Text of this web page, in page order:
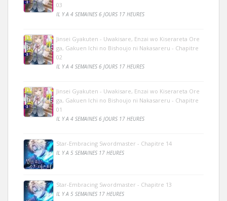
03
IL Y A 4 SEMAINES 6 JOURS 17 HEURES
Jinsei Gyakuten - Uwakisare, Enzai wo Kiserareta Ore
ga, Gakuen Ichi no Bishoujo ni Nakasareru - Chapitre
02
IL Y A 4 SEMAINES 6 JOURS 17 HEURES
Jinsei Gyakuten - Uwakisare, Enzai wo Kiserareta Ore
ga, Gakuen Ichi no Bishoujo ni Nakasareru - Chapitre
01
IL Y A 4 SEMAINES 6 JOURS 17 HEURES
Star-Embracing Swordmaster - Chapitre 14
IL Y A 5 SEMAINES 17 HEURES
Star-Embracing Swordmaster - Chapitre 13
IL Y A 5 SEMAINES 17 HEURES